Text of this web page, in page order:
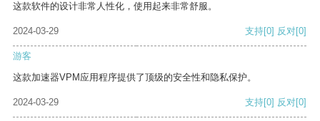
这款软件的设计非常人性化，使用起来非常舒服。
2024-03-29 支持[0] 反对[0]
游客
这款加速器VPM应用程序提供了顶级的安全性和隐私保护。
2024-03-29 支持[0] 反对[0]